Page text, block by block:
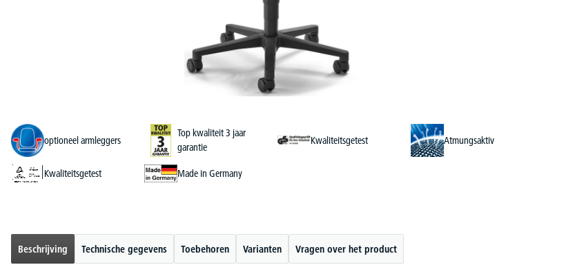
optioneel armleggers
Top kwaliteit 3 jaar
garantie
Kwaliteitsgetest Atmungsaktiv
Kwaliteitsgetest Made in Germany
Beschrijving Technische gegevens Toebehoren Varianten Vragen over het product